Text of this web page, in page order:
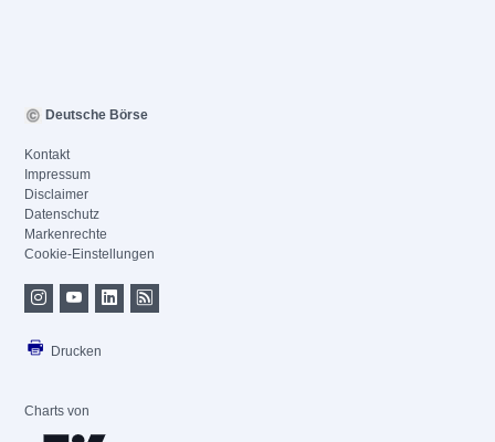
Deutsche Börse
Kontakt
Impressum
Disclaimer
Datenschutz
Markenrechte
Cookie-Einstellungen
Drucken
Charts von